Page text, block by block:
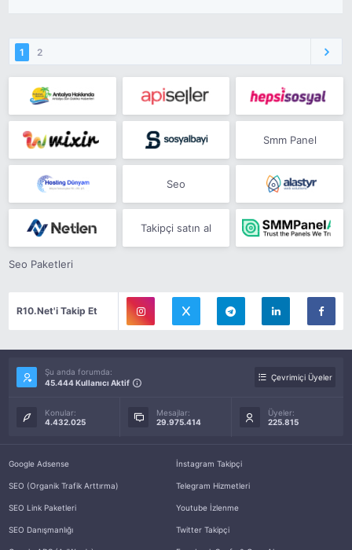
1 2
Smm Panel
Seo
Takipçi satın al
Seo Paketleri
R10.Net'i Takip Et
Şu anda forumda:
45.444 Kullanıcı Aktif
Çevrimiçi Üyeler
Konular:
4.432.025
Mesajlar:
29.975.414
Üyeler:
225.815
Google Adsense
SEO (Organik Trafik Arttırma)
SEO Link Paketleri
SEO Danışmanlığı
İnstagram Takipçi
Telegram Hizmetleri
Youtube İzlenme
Twitter Takipçi